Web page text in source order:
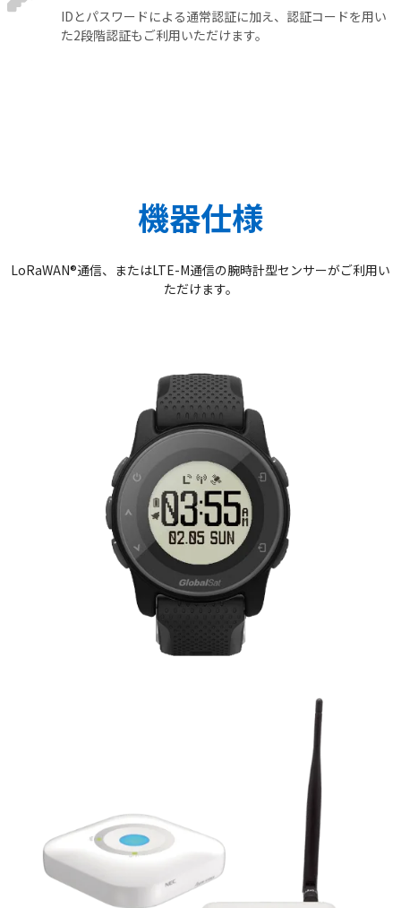
IDとパスワードによる通常認証に加え、認証コードを用い
た2段階認証もご利用いただけます。
機器仕様
LoRaWAN®通信、またはLTE-M通信の腕時計型センサーがご利用い
ただけます。